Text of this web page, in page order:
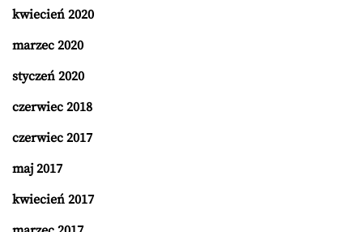
kwiecień 2020
marzec 2020
styczeń 2020
czerwiec 2018
czerwiec 2017
maj 2017
kwiecień 2017